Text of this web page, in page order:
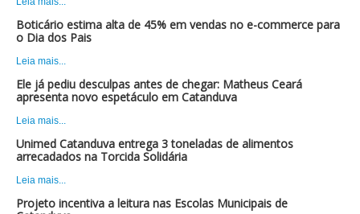
Boticário estima alta de 45% em vendas no e-commerce para
o Dia dos Pais
Leia mais...
Ele já pediu desculpas antes de chegar: Matheus Ceará
apresenta novo espetáculo em Catanduva
Leia mais...
Unimed Catanduva entrega 3 toneladas de alimentos
arrecadados na Torcida Solidária
Leia mais...
Projeto incentiva a leitura nas Escolas Municipais de